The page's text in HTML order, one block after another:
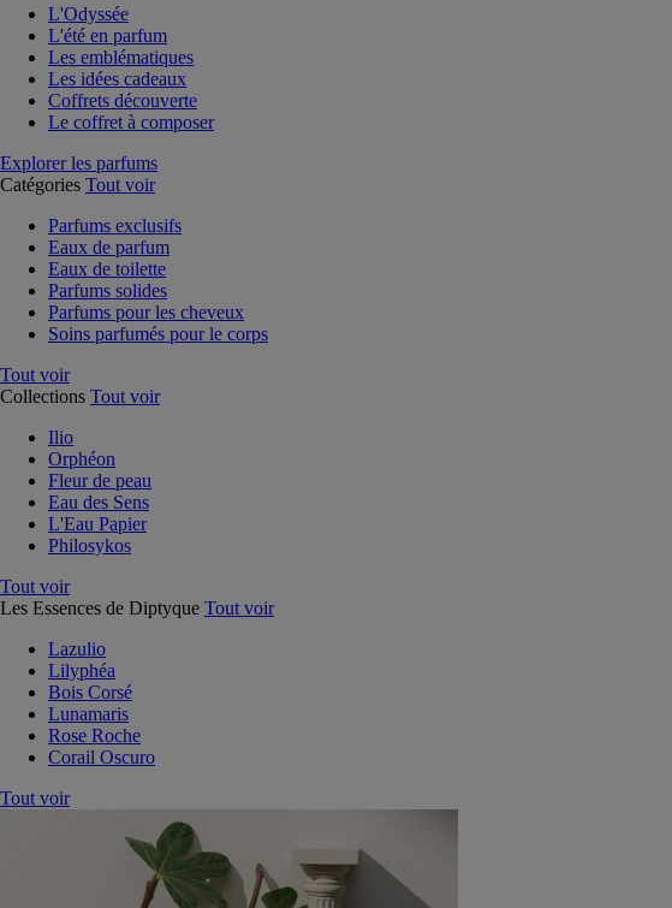
L'Odyssée
L'été en parfum
Les emblématiques
Les idées cadeaux
Coffrets découverte
Le coffret à composer
Explorer les parfums
Catégories Tout voir
Parfums exclusifs
Eaux de parfum
Eaux de toilette
Parfums solides
Parfums pour les cheveux
Soins parfumés pour le corps
Tout voir
Collections Tout voir
Ilio
Orphéon
Fleur de peau
Eau des Sens
L'Eau Papier
Philosykos
Tout voir
Les Essences de Diptyque Tout voir
Lazulio
Lilyphéa
Bois Corsé
Lunamaris
Rose Roche
Corail Oscuro
Tout voir